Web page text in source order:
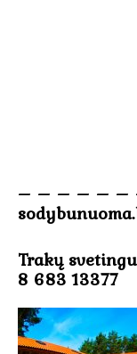
– – – – – –
Trakų
8 683 13377